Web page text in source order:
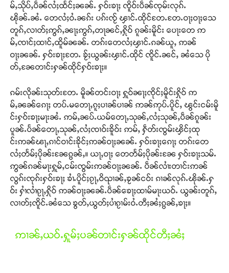
မ်ႇသိုပ်ႇပဵၼ်လႆႈထႅင်ႈၼၼ်ႉ ႁဝ်းၶႃႈ ၸိူဝ်းပဵၼ်ၸုမ်းလုၵ်ႉ
ၽိုၼ်ႉၼႆႉ တေလႆႈဝႆႉၼၵ်း ပၵ်းၸႂ် ၾၢင်ႉထိုင်တႄႉတႄႉဝႃႈဝႃႈသေ
တူၵ်ႇလၢတ်ႈဢွၵ်ႇၼႃႈဢွၵ်ႇတႃၼင်ႇႁိုဝ် ၵူၼ်းမိူင်း ပေႃးတေ ဢ
မ်ႇၸၢင်ႈထၢင်ႇထိူမ်ၼၼ်ႉ တၵ်းတေလႆႈၾၢင်ႉၵၼ်ယူႇ ဢၼ်
ဝႃႈၼၼ်ႉ ႁဝ်းၶႃႈတႄႉ ၶႂ်ႈယွၼ်းၾၢင်ႉထိုင် ၸိူင်ႉၼင်ႇ ၼႆသေ ပို
တ်ႇၼႄတၢင်းႁၼ်ထိုင်ႁဝ်းၶႃႈ။
ၵမ်းလိုၼ်းသုတ်းတႄႉ မိူၼ်တင်းဝႃႈ ႁူဝ်ၼႃႈၸိုင်ႈမိူင်းႁိုဝ် ဢ
မ်ႇၼၼ်ၵေႃႈ တပ်ႉမတေႃႇၵူႈပၢၼ်ပၢၼ် ဢၼ်ဢုပ်ႉပိူင်ႇ ၽွင်းငမ်းမိူ
င်းႁဝ်းၶႃႈမႃးၼႆႉ ဢမ်ႇၼပ်ႉယမ်တေႃႇသုၼ်ႇလႆႈသုၼ်ႇပဵၼ်ၵူၼ်း
ပူၼ်ႉပႅၼ်တေႃႇသုၼ်ႇလႆႈၸၢဝ်းၶိူဝ်း ဢမ်ႇ ႁဵတ်းၸွမ်းၾိင်ႈထု
င်းဢၼ်ၽႃႇၵၢင်ဝၢင်းၶိုင်ႈဢၼ်ဝႃႈၼၼ်ႉ ႁဝ်းၶႃႈၵေႃႈ တၵ်းတေ
လႆႈတႅမ်ႈပိုၼ်းၼႄၵွၼ်ႇ။ ယႃႇဝႃႈ တေတႅမ်ႈပိုၼ်းၼႄ ႁဝ်းၶႃႈသမ်ႉ
ဢွၼ်ၵၼ်မႃးႁူမ်ႇငမ်းၸွမ်းဢၼ်ဝႃႈၼၼ်ႉ ပဵၼ်လၢႆးတၢင်းဢၼ်
လွၵ်းၸုၵ်းႁဝ်းၶႃႈ ၶၢႆႉပိူင်ႈၵႂႃႇဝိၺၢၼ်ႇၶႂၼ်ငဝ်း ၵၢၼ်လုၵ်ႉၽိုၼ်ႉႁ
ဝ်း ႁၢႆလၢႆၵႂႃႇႁိုဝ် ဢၼ်ဝႃႈၼၼ်ႉပဵၼ်ၶေႃႈထၢမ်မႃးယဝ်ႉ ယွၼ်းတူၵ်ႇ
လၢတ်ႈၸိူင်ႉၼႆသေ ၶွတ်ႇယွတ်ႈပၢႆၵႂၢမ်းဝႆႉတီႈၼႆႈၵွၼ်ႇၶႃႈ။
ဢၢၼ်ႇယဝ်ႉႁူမ်ႈပၼ်တၢင်းႁၼ်ထိုင်တီႈၼႆႈ